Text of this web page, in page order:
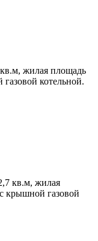
жилая площадь
котельной.
кв.м, жилая
крышной газовой